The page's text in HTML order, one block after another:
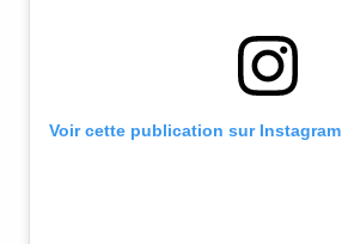
Voir cette publication sur Instagram